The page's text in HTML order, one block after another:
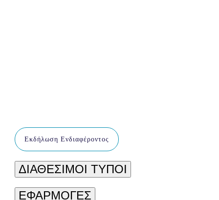
Εκδήλωση Ενδιαφέροντος
ΔΙΑΘΕΣΙΜΟΙ ΤΥΠΟΙ
ΕΦΑΡΜΟΓΕΣ